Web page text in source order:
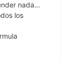
nada…
los